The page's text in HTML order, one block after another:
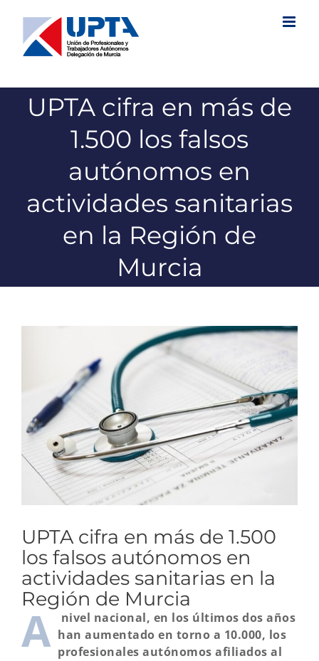
contenido
UPTA cifra en más de
1.500 los falsos
autónomos en
actividades sanitarias
en la Región de
Murcia
UPTA cifra en más de 1.500
los falsos autónomos en
actividades sanitarias en la
Región de Murcia
A
nivel nacional, en los últimos dos años
han aumentado en torno a 10.000, los
profesionales autónomos afiliados al